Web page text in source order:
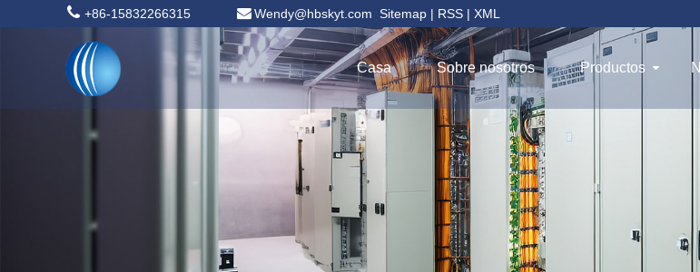
+86-15832266315 Sitemap | RSS |XML
Wendy@hbskyt.com
Casa Sobre nosotros Productos